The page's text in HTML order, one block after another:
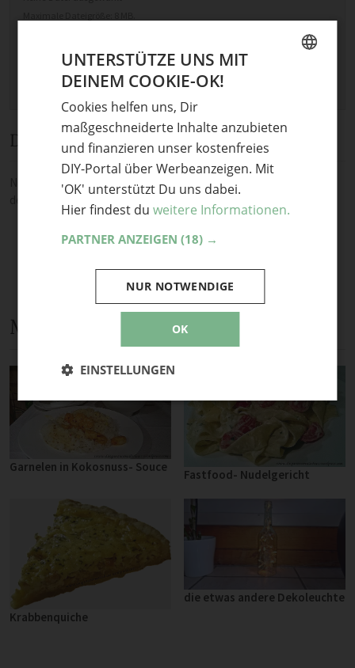
Diskussion
Noch keine Kommentare — sei die Erste oder der Erste und teile
Mehr Anleitungen und DIY-Ideen
Garnelen in Kokosnuss- Souce
Fastfood- Nudelgericht
Krabbenquiche
die etwas andere Dekoleuchte
UNTERSTÜTZE UNS MIT
DEINEM COOKIE-OK!
Cookies helfen uns, Dir
maßgeschneiderte Inhalte anzubieten
und finanzieren unser kostenfreies
DIY-Portal über Werbeanzeigen. Mit
'OK' unterstützt Du uns dabei.
Hier findest du weitere Informationen.
PARTNER ANZEIGEN (18) →
OK
NUR NOTWENDIGE
EINSTELLUNGEN